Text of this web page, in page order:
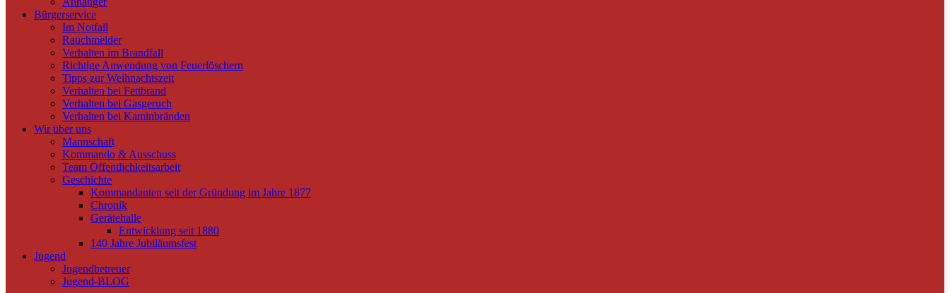
Bürgerservice
Im Notfall
Rauchmelder
Verhalten im Brandfall
Richtige Anwendung von Feuerlöschern
Tipps zur Weihnachtszeit
Verhalten bei Fettbrand
Verhalten bei Gasgeruch
Verhalten bei Kaminbränden
Wir über uns
Mannschaft
Kommando & Ausschuss
Team Öffentlichkeitsarbeit
Geschichte
Kommandanten seit der Gründung im Jahre 1877
Chronik
Gerätehalle
Entwicklung seit 1880
140 Jahre Jubiläumsfest
Jugend
Jugendbetreuer
Jugend-BLOG